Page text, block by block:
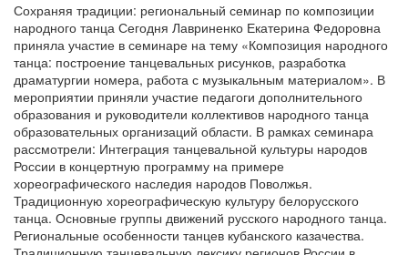
Сохраняя традиции: региональный семинар по композиции
народного танца Сегодня Лавриненко Екатерина Федоровна
приняла участие в семинаре на тему «Композиция народного
танца: построение танцевальных рисунков, разработка
драматургии номера, работа с музыкальным материалом». В
мероприятии приняли участие педагоги дополнительного
образования и руководители коллективов народного танца
образовательных организаций области. В рамках семинара
рассмотрели: Интеграция танцевальной культуры народов
России в концертную программу на примере
хореографического наследия народов Поволжья.
Традиционную хореографическую культуру белорусского
танца. Основные группы движений русского народного танца.
Региональные особенности танцев кубанского казачества.